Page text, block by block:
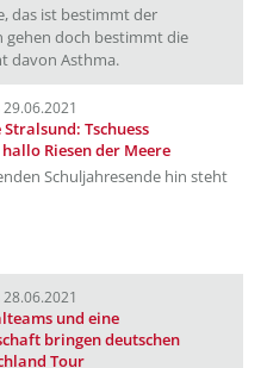
das ist bestimmt der
gehen doch bestimmt die
davon Asthma.
Tschuess
Riesen der Meere
Schuljahresende hin steht
und eine
bringen deutschen
Tour